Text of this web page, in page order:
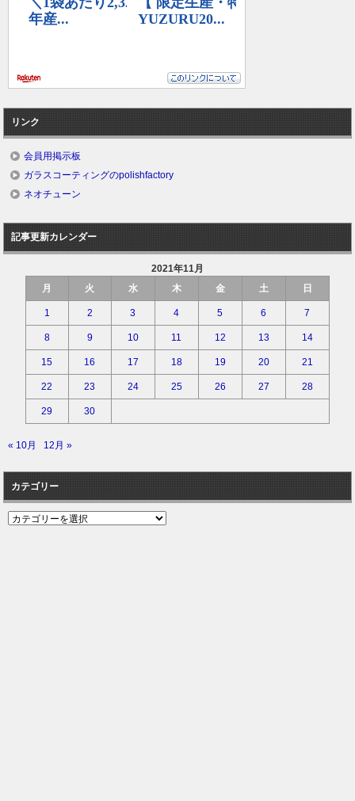
リンク
会員用掲示板
ガラスコーティングのpolishfactory
ネオチューン
記事更新カレンダー
2021年11月
月
火 水 木 金 土 日
1 2 3 4 5 6 7
8 9 10 11 12 13 14
15 16 17 18 19 20 21
22 23 24 25 26 27 28
29 30
« 10月 12月 »
カテゴリー
カ